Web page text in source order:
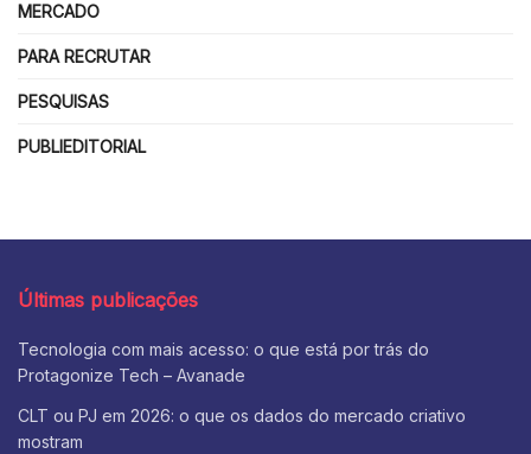
MERCADO
PARA RECRUTAR
PESQUISAS
PUBLIEDITORIAL
Últimas publicações
Tecnologia com mais acesso: o que está por trás do
Protagonize Tech – Avanade
CLT ou PJ em 2026: o que os dados do mercado criativo
mostram